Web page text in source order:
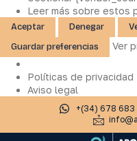
Leer más sobre estos
Aceptar Denegar
Guardar preferencias
Ver
Políticas de privacidad
Aviso legal
+(34) 678 683